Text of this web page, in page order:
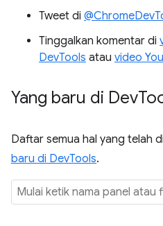
Tweet di
Tinggalkan komentar di
DevTools atau video
Yang baru di Dev
Daftar semua hal yang telah
baru di DevTools.